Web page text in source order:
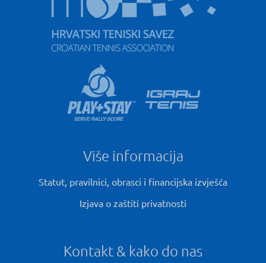
Više informacija
Statut, pravilnici, obrasci i financijska izvješća
Izjava o zaštiti privatnosti
Kontakt & kako do nas